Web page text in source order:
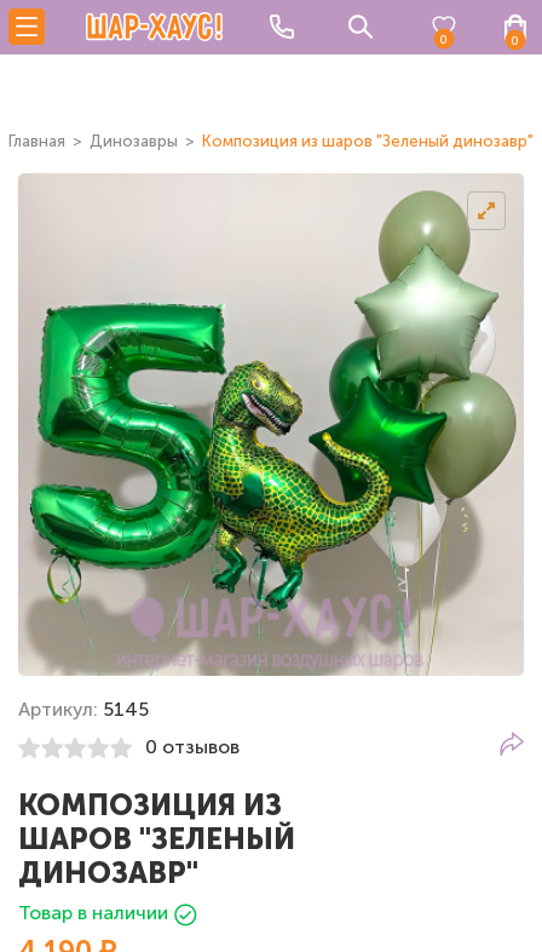
0 0
Главная Динозавры Композиция из шаров "Зеленый динозавр"
Артикул: 5145
0 отзывов
КОМПОЗИЦИЯ ИЗ
ШАРОВ "ЗЕЛЕНЫЙ
ДИНОЗАВР"
Товар в наличии